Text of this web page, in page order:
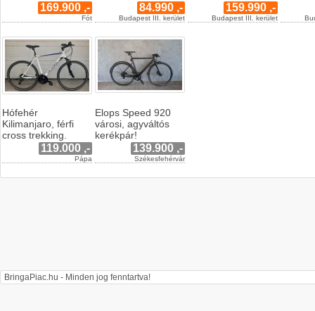
169.900 ,-
Fót
84.990 ,-
Budapest III. kerület
159.990 ,-
Budapest III. kerület
Hófehér
Kilimanjaro, férfi
cross trekking.
119.000 ,-
Pápa
Elops Speed 920
városi, agyváltós
kerékpár!
139.900 ,-
Székesfehérvár
BringaPiac.hu - Minden jog fenntartva!